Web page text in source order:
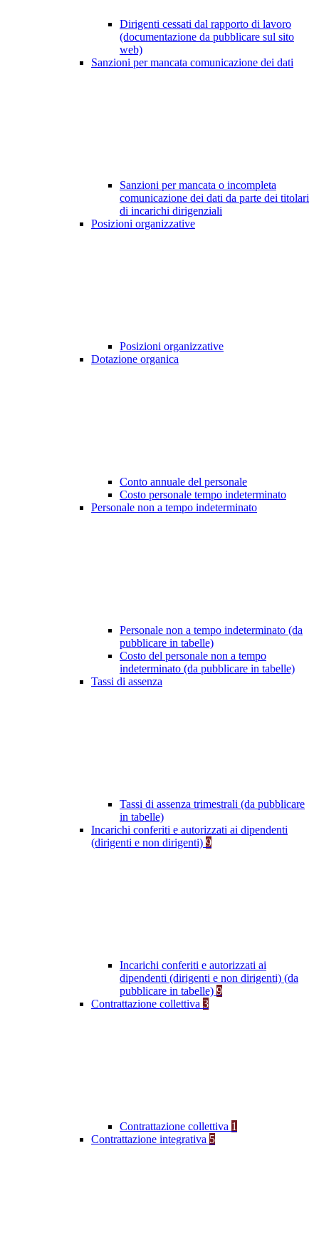
Dirigenti cessati dal rapporto di lavoro
(documentazione da pubblicare sul sito
web)
Sanzioni per mancata comunicazione dei dati
Sanzioni per mancata o incompleta
comunicazione dei dati da parte dei titolari
di incarichi dirigenziali
Posizioni organizzative
Posizioni organizzative
Dotazione organica
Conto annuale del personale
Costo personale tempo indeterminato
Personale non a tempo indeterminato
Personale non a tempo indeterminato (da
pubblicare in tabelle)
Costo del personale non a tempo
indeterminato (da pubblicare in tabelle)
Tassi di assenza
Tassi di assenza trimestrali (da pubblicare
in tabelle)
Incarichi conferiti e autorizzati ai dipendenti
(dirigenti e non dirigenti) 9
Incarichi conferiti e autorizzati ai
dipendenti (dirigenti e non dirigenti) (da
pubblicare in tabelle) 9
Contrattazione collettiva 3
Contrattazione collettiva 1
Contrattazione integrativa 5